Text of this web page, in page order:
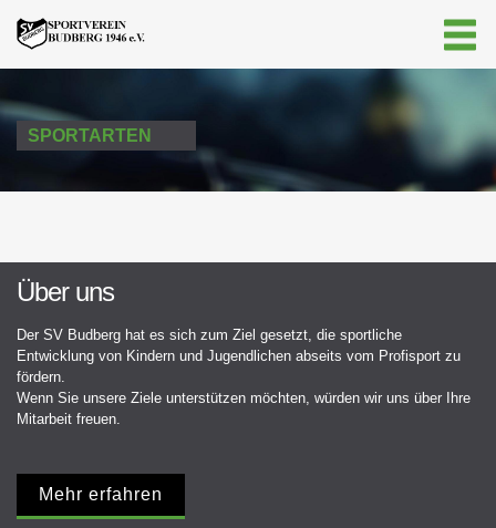
SPORTARTEN
Über uns
Der SV Budberg hat es sich zum Ziel gesetzt, die sportliche
Entwicklung von Kindern und Jugendlichen abseits vom Profisport zu
fördern.
Wenn Sie unsere Ziele unterstützen möchten, würden wir uns über Ihre
Mitarbeit freuen.
Mehr erfahren